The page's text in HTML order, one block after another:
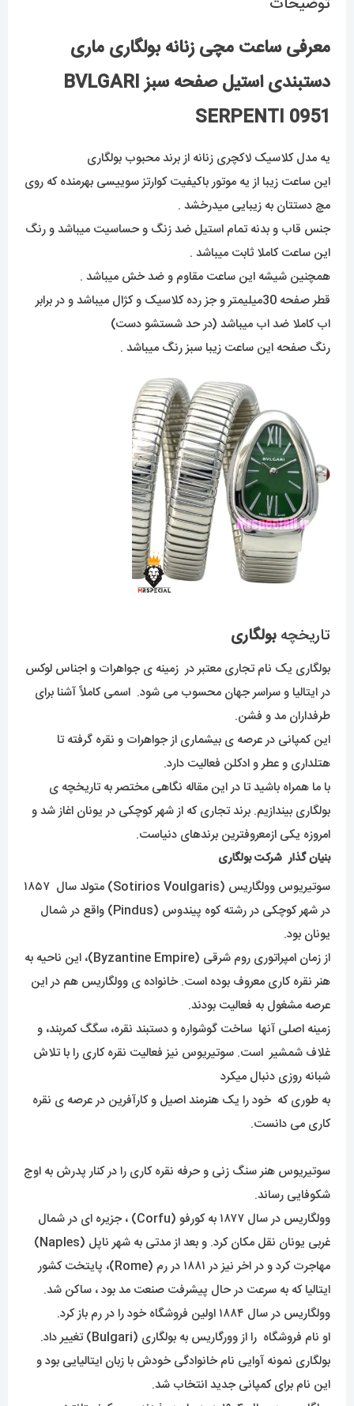
معرفی ساعت مچی زنانه بولگاری ماری
دستبندی استیل صفحه سبز BVLGARI
SERPENTI 0951
یه مدل کلاسیک لاکچری زنانه از برند محبوب بولگاری
این ساعت زیبا از یه موتور باکیفیت کوارتز سوییسی بهرمنده که روی
مچ دستتان به زیبایی میدرخشد .
جنس قاب و بدنه تمام استیل ضد زنگ و حساسیت میباشد و رنگ
این ساعت کاملا ثابت میباشد .
همچنین شیشه این ساعت مقاوم و ضد خش میباشد .
قطر صفحه 30میلیمتر و جز رده کلاسیک و کژال میباشد و در برابر
اب کاملا ضد اب میباشد (در حد شستشو دست)
رنگ صفحه این ساعت زیبا سبز رنگ میباشد .
تاریخچهبولگاری
بولگاری یک نام تجاری معتبر در زمینه ی جواهرات و اجناس لوکس
در ایتالیا و سراسر جهان محسوب می شود. اسمی کاملاً آشنا برای
طرفداران مد و فشن.
این کمپانی در عرصه ی بیشماری از جواهرات و نقره گرفته تا
هتلداری و عطر و ادکلن فعالیت دارد.
با ما همراه باشید تا در این مقاله نگاهی مختصر به تاریخچه ی
بولگاری بیندازیم. برند تجاری که از شهر کوچکی در یونان اغاز شد و
امروزه یکی ازمعروفترین برندهای دنیاست.
بنیان گذار شرکت بولگاری
سوتیریوس وولگاریس (Sotirios Voulgaris) متولد سال ۱۸۵۷
در شهر کوچکی در رشته کوه پیندوس (Pindus) واقع در شمال
یونان بود.
از زمان امپراتوری روم شرقی (Byzantine Empire)، این ناحیه به
هنر نقره کاری معروف بوده است. خانواده ی وولگاریس هم در این
عرصه مشغول به فعالیت بودند.
زمینه اصلی آنها ساخت گوشواره و دستبند نقره، سگگ کمربند، و
غلاف شمشیر است. سوتیریوس نیز فعالیت نقره کاری را با تلاش
شبانه روزی دنبال میکرد
به طوری که خود را یک هنرمند اصیل و کارآفرین در عرصه ی نقره
کاری می دانست.
سوتیریوس هنر سنگ زنی و حرفه نقره کاری را در کنار پدرش به اوج
شکوفایی رساند.
وولگاریس در سال ۱۸۷۷ به کورفو (Corfu) ، جزیره ای در شمال
غربی یونان نقل مکان کرد. و بعد از مدتی به شهر ناپل (Naples)
مهاجرت کرد و در اخر نیز در ۱۸۸۱ در رم (Rome)، پایتخت کشور
ایتالیا که به سرعت در حال پیشرفت صنعت مد بود ، ساکن شد.
وولگاریس در سال ۱۸۸۴ اولین فروشگاه خود را در رم باز کرد.
او نام فروشگاه را از وورگاریس به بولگاری (Bulgari) تغییر داد.
بولگاری نمونه آوایی نام خانوادگی خودش با زبان ایتالیایی بود و
این نام برای کمپانی جدید انتخاب شد.